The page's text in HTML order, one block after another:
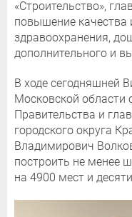
«Строительство»,
повышение качества
здравоохранения,
дополнительного и
В ходе сегодняшней
Московской области
Правительства и
городского округа
Владимирович
построить не менее
на 4900 мест и